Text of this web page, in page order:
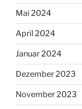
Mai 2024
April 2024
Januar 2024
Dezember 2023
November 2023